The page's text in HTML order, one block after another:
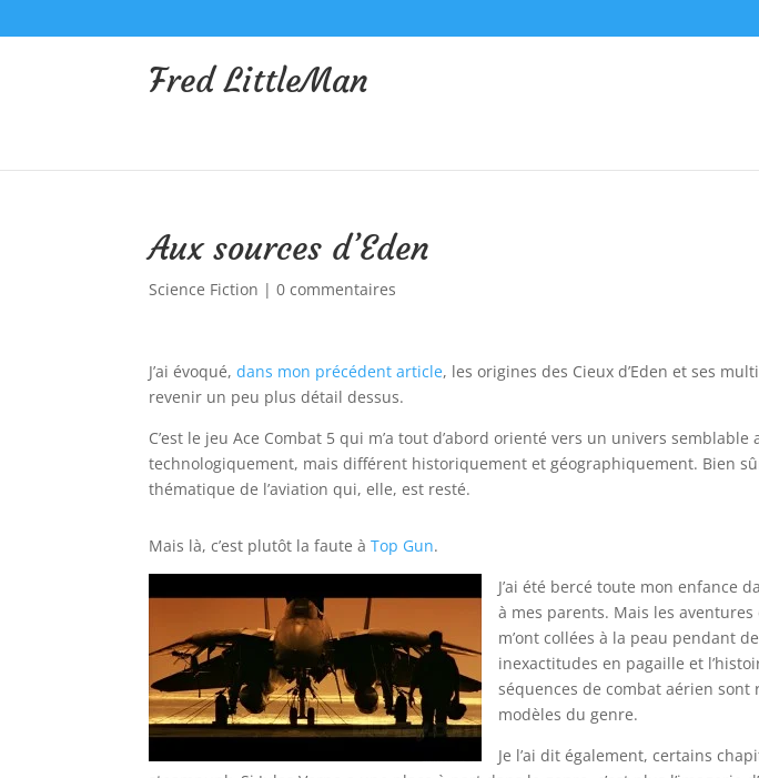
Fred LittleMan
Aux sources d’Eden
Science Fiction |0 commentaires
J’ai évoqué,dans mon précédent article, les origines des Cieux d’Eden et ses
revenir un peu plus détail dessus.
C’est le jeu Ace Combat 5 qui m’a tout d’abord orienté vers un univers semblable
technologiquement, mais différent historiquement et géographiquement. Bien
thématique de l’aviation qui, elle, est resté.
Mais là, c’est plutôt la faute àTop Gun.
J’ai été bercé toute mon enfance
à mes parents. Mais les aventures
m’ont collées à la peau pendant
inexactitudes en pagaille et
séquences de combat aérien sont
modèles du genre.
Je l’ai dit également, certains